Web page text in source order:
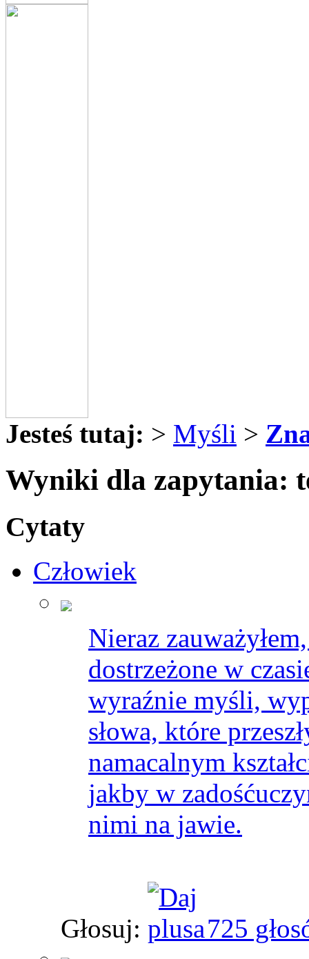
Jesteś tutaj: > Myśli >
Wyniki dla zapytania:
Cytaty
Człowiek
Nieraz
dostrzeżone w
wyraźnie myśli,
słowa, które
namacalnym
jakby w
nimi na jawie.
Głosuj: 725